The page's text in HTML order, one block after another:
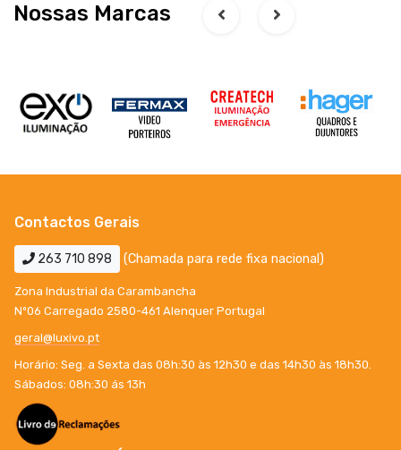
Nossas Marcas
Contactos Gerais
263 710 898 (Chamada para rede fixa nacional)
Zona Industrial da Carambancha
Nº06 Carregado 2580-461 Alenquer Portugal
geral@luxivo.pt
Horário: Seg. a Sexta das 08h:30 às 12h30 e das 14h30 às 18h30.
Sábados: 08h:30 ás 13h